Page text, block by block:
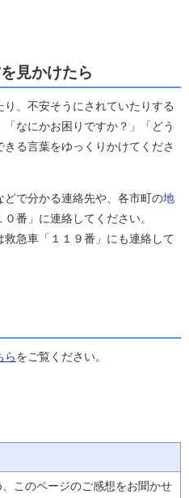
見かけたら
、不安そうにされていたりする
なにかお困りですか？」「どう
る言葉をゆっくりかけてくださ
で分かる連絡先や、各市町の地
０番」に連絡してください。
急車「１１９番」にも連絡して
らをご覧ください。
このページのご感想をお聞かせ